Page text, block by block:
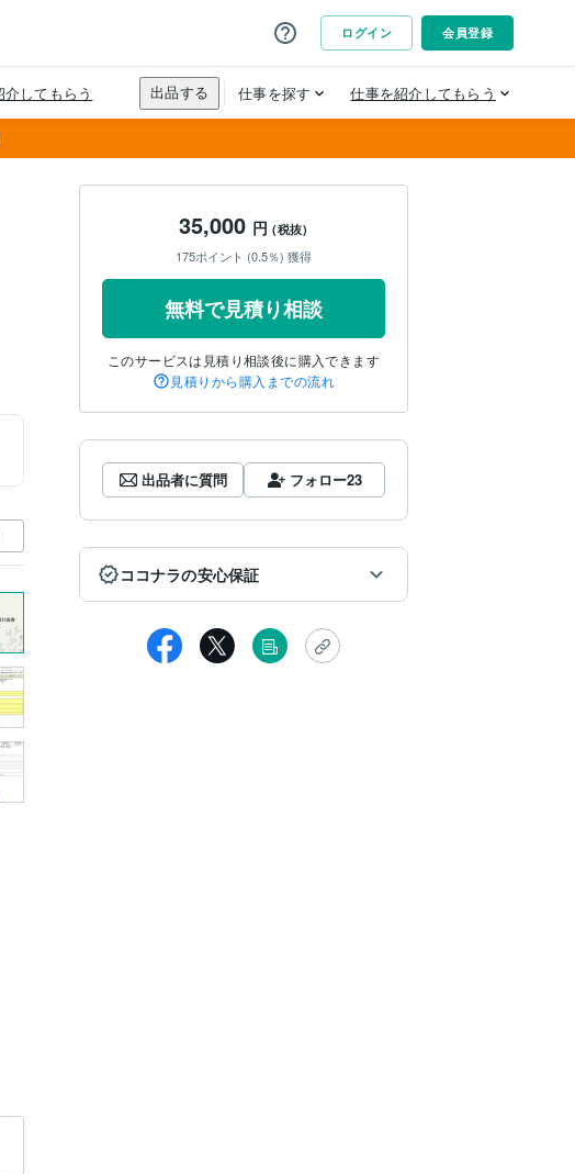
35,000 円(税抜)
175ポイント (0.5％) 獲得
無料で見積り相談
このサービスは見積り相談後に購入できます
見積りから購入までの流れ
出品者に質問 フォロー23
ココナラの安心保証